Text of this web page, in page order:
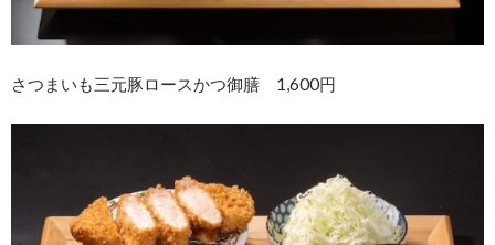
さつまいも三元豚ロースかつ御膳 1,600円